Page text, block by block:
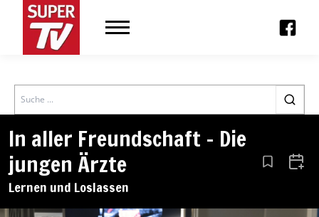
Search
In aller Freundschaft – Die
jungen Ärzte
Lernen und Loslassen
Aus den